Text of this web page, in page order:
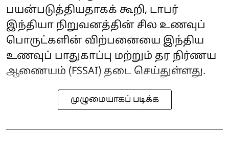
பயன்படுத்தியதாகக் கூறி, டாபர்
இந்தியா நிறுவனத்தின் சில உணவுப்
பொருட்களின் விற்பனையை இந்திய
உணவுப் பாதுகாப்பு மற்றும் தர நிர்ணய
ஆணையம் (FSSAI) தடை செய்துள்ளது.
முழுமையாகப் படிக்க